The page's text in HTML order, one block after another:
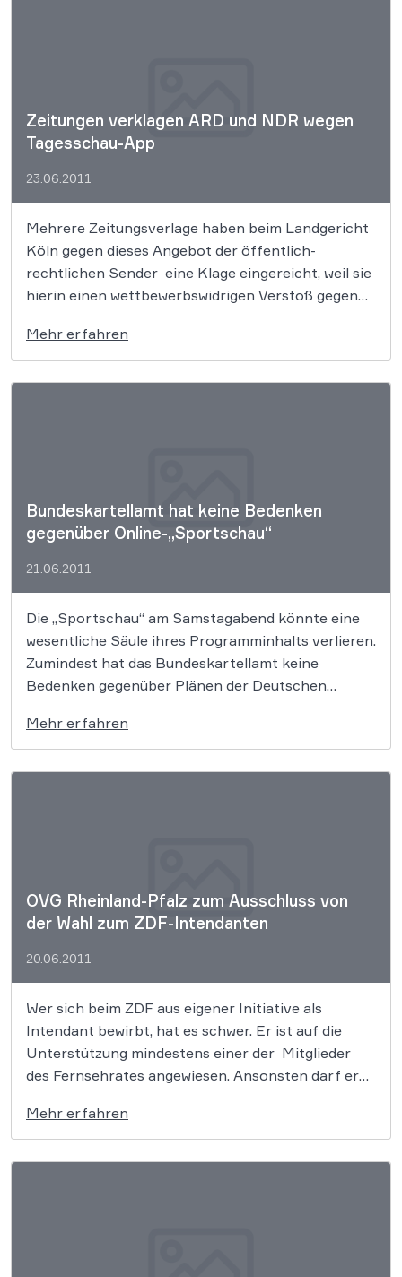
Zeitungen verklagen ARD und NDR wegen
Tagesschau-App
23.06.2011
Mehrere Zeitungsverlage haben beim Landgericht
Köln gegen dieses Angebot der öffentlich-
rechtlichen Sender eine Klage eingereicht, weil sie
hierin einen wettbewerbswidrigen Verstoß gegen
nach ihrer Ansicht der Markt verzerrt.
Mehr erfahren
Bundeskartellamt hat keine Bedenken
gegenüber Online-„Sportschau“
21.06.2011
Die „Sportschau“ am Samstagabend könnte eine
wesentliche Säule ihres Programminhalts verlieren.
Zumindest hat das Bundeskartellamt keine
Bedenken gegenüber Plänen der Deutschen
Highlight-Berichterstattung als reinen
Webcontent andenkt.
Mehr erfahren
OVG Rheinland-Pfalz zum Ausschluss von
der Wahl zum ZDF-Intendanten
20.06.2011
Wer sich beim ZDF aus eigener Initiative als
Intendant bewirbt, hat es schwer. Er ist auf die
Unterstützung mindestens einer der Mitglieder
des Fernsehrates angewiesen. Ansonsten darf er
hat das Oberverwaltungsgericht Koblenz im
Rahmen eines Eilverfahrens bestätigt.
Mehr erfahren